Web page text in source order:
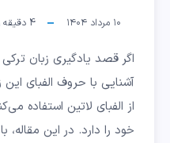
۱۰ مرداد ۱۴۰۴ 4 دقیقه
اگر قصد یادگیری زبان ترکی
آشنایی با حروف الفبای این
از الفبای لاتین استفاده
خود را دارد. در این مقاله، با